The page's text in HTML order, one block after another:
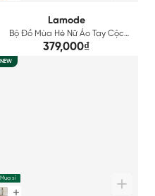
Lamode
Bộ Đồ Mùa Hè Nữ Áo Tay Cộc
Quần Dài Lamode LST029AS0
379,000₫
NEW
Mua sỉ